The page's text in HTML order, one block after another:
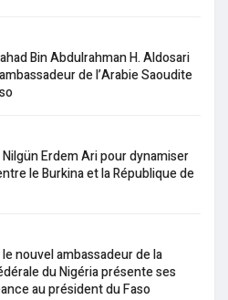
Bin Abdulrahman H. Aldosari
de l’Arabie Saoudite
Erdem Ari pour dynamiser
le Burkina et la République de
nouvel ambassadeur de la
du Nigéria présente ses
au président du Faso